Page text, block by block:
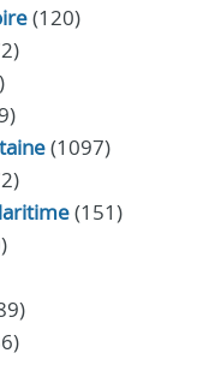
(120)
(1097)
(151)